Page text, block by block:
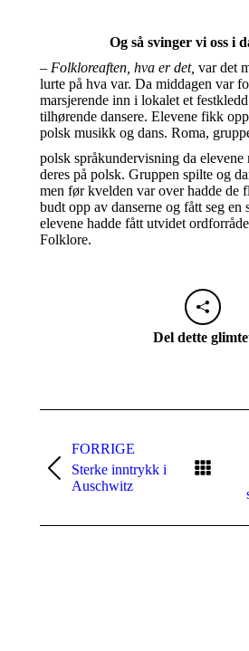
Og så svinger vi oss i
– Folkloreaften, hva er det, var det
lurte på hva var. Da middagen var
marsjerende inn i lokalet et
tilhørende dansere. Elevene fikk
polsk musikk og dans. Roma,
polsk språkundervisning da elevene
deres på polsk. Gruppen spilte og
men før kvelden var over hadde de
budt opp av danserne og fått seg en
elevene hadde fått utvidet
Folklore.
Del dette
aktuelt
FORRIGE
Forrige
innlegg:
Sterke inntrykk i
Auschwitz